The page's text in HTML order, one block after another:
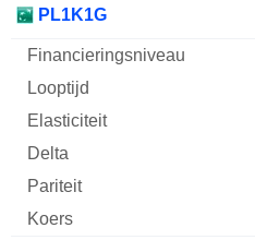
PL1K1G